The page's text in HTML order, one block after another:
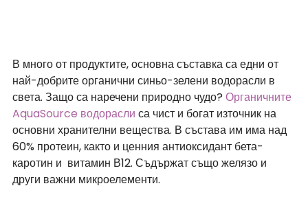
В много от продуктите, основна съставка са едни от
най-добрите органични синьо-зелени водорасли в
света. Защо са наречени природно чудо? Органичните
AquaSource водорасли са чист и богат източник на
основни хранителни вещества. В състава им има над
60% протеин, както и ценния антиоксидант бета-
каротин и  витамин В12. Съдържат също желязо и
други важни микроелементи.